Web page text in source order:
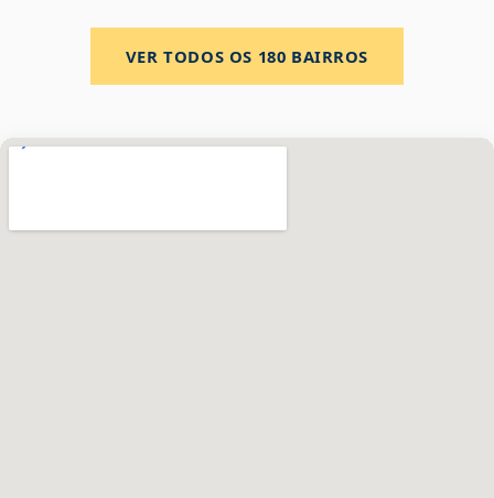
VER TODOS OS 180 BAIRROS